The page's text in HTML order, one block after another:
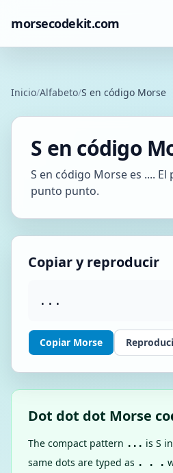
morsecodekit.com
Inicio/Alfabeto/S en código Morse
S en código
S en código Morse es ....
punto punto.
Copiar y reproducir
...
Copiar Morse
Dot dot dot Morse
The compact pattern ... is S
same dots are typed as . . .